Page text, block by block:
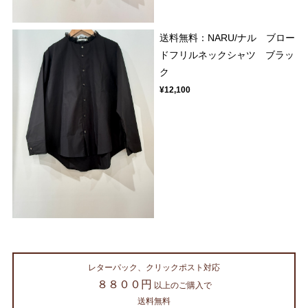
送料無料：NARU/ナル ブロー
ドフリルネックシャツ ブラッ
ク
¥12,100
レターパック、クリックポスト対応
８８００円 以上のご購入で
送料無料